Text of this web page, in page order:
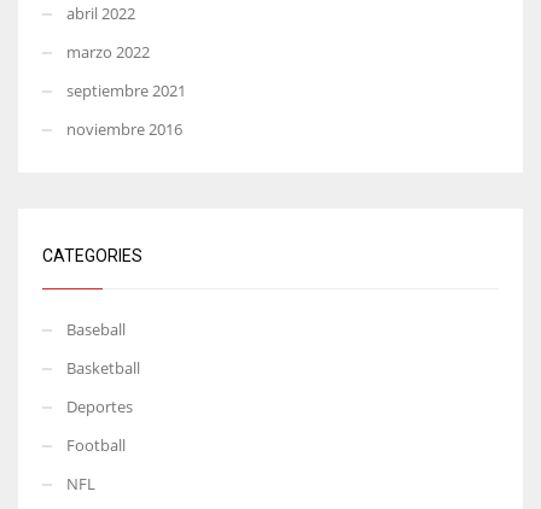
abril 2022
marzo 2022
septiembre 2021
noviembre 2016
CATEGORIES
Baseball
Basketball
Deportes
Football
NFL